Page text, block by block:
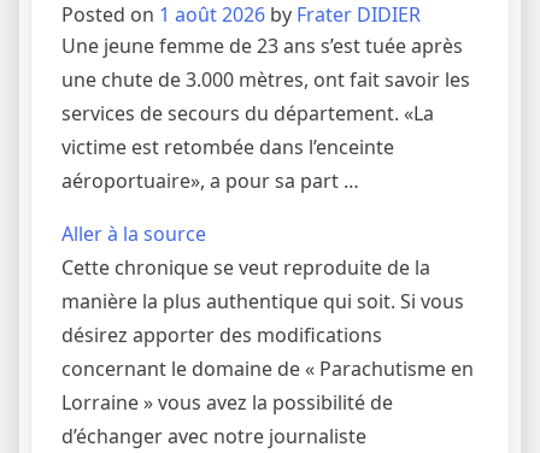
Posted on 1 août 2026 by Frater DIDIER
Une jeune femme de 23 ans s’est tuée après
une chute de 3.000 mètres, ont fait savoir les
services de secours du département. «La
victime est retombée dans l’enceinte
aéroportuaire», a pour sa part …
Aller à la source
Cette chronique se veut reproduite de la
manière la plus authentique qui soit. Si vous
désirez apporter des modifications
concernant le domaine de « Parachutisme en
Lorraine » vous avez la possibilité de
d’échanger avec notre journaliste